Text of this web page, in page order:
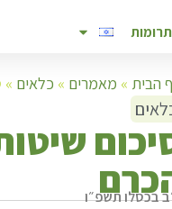
תרומות
הבית » מאמרים » כלאים »
יכום
בכסלו תשפ״ו